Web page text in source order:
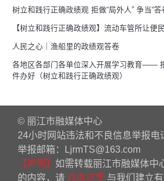
树立和践行正确政绩观 拒做“局外人” 争当“答
【树立和践行正确政绩观】流动车管所让便
人民之心｜渔船里的政绩观答卷
各地区各部门各单位深入开展学习教育——
件办好（树立和践行正确政绩观）
© 丽江市融媒体中心
24小时网站违法和不良信息举报电
举报邮箱：LjrmTS@163.com
【声明】 如需转载丽江市融媒体中
的内容，请 点击这里 与我们建立有